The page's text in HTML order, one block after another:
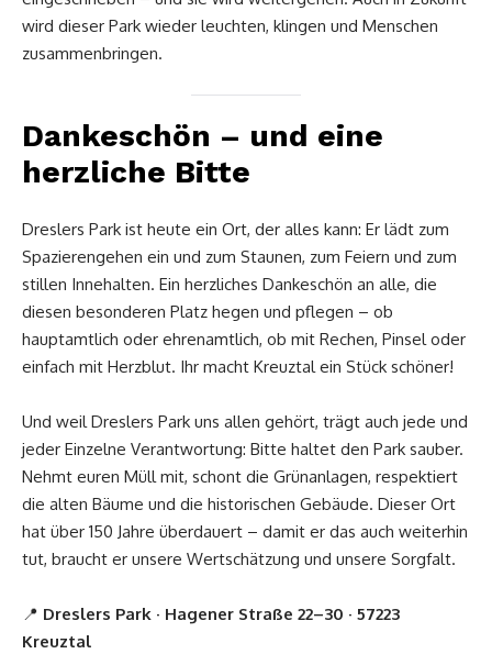
wird dieser Park wieder leuchten, klingen und Menschen
zusammenbringen.
Dankeschön – und eine
herzliche Bitte
Dreslers Park ist heute ein Ort, der alles kann: Er lädt zum
Spazierengehen ein und zum Staunen, zum Feiern und zum
stillen Innehalten. Ein herzliches Dankeschön an alle, die
diesen besonderen Platz hegen und pflegen – ob
hauptamtlich oder ehrenamtlich, ob mit Rechen, Pinsel oder
einfach mit Herzblut. Ihr macht Kreuztal ein Stück schöner!
Und weil Dreslers Park uns allen gehört, trägt auch jede und
jeder Einzelne Verantwortung: Bitte haltet den Park sauber.
Nehmt euren Müll mit, schont die Grünanlagen, respektiert
die alten Bäume und die historischen Gebäude. Dieser Ort
hat über 150 Jahre überdauert – damit er das auch weiterhin
tut, braucht er unsere Wertschätzung und unsere Sorgfalt.
📍 Dreslers Park · Hagener Straße 22–30 · 57223
Kreuztal